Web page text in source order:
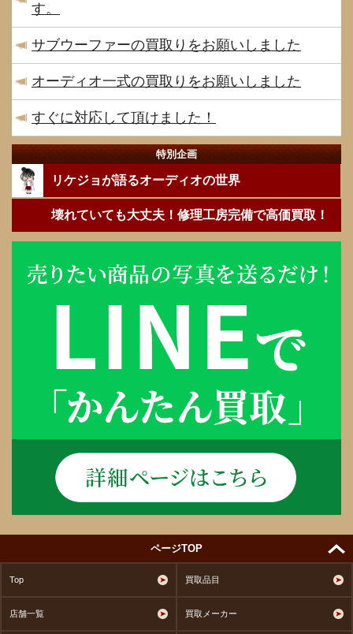
す。
サブウーファーの買取りをお願いしました
オーディオ一式の買取りをお願いしました
すぐに対応して頂けました！
特別企画
リケジョが語るオーディオの世界
壊れていても大丈夫！修理工房完備で高価買取！
ページTOP
Top 買取品目
店舗一覧 買取メーカー